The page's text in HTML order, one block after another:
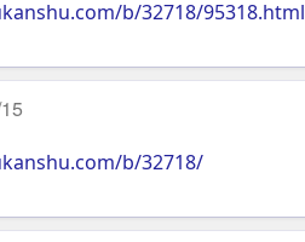
b/32718/95318.html
b/32718/